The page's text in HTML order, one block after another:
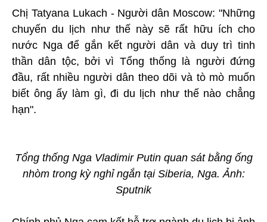
Chị Tatyana Lukach - Người dân Moscow: "Những
chuyến du lịch như thế này sẽ rất hữu ích cho
nước Nga để gắn kết người dân và duy trì tinh
thần dân tộc, bởi vì Tổng thống là người đứng
đầu, rất nhiều người dân theo dõi và tò mò muốn
biết ông ấy làm gì, đi du lịch như thế nào chẳng
hạn".
Tổng thống Nga Vladimir Putin quan sát bằng ống
nhòm trong kỳ nghỉ ngắn tại Siberia, Nga. Ảnh:
Sputnik